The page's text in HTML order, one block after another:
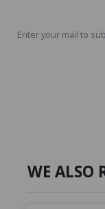
WE ALSO